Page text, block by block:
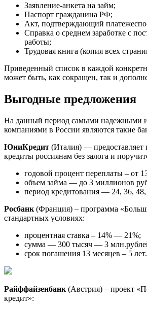
Заявление-анкета на займ;
Паспорт гражданина РФ;
Акт, подтверждающий
Справка о среднем заработке с
работы;
Трудовая книга (копия всех
Приведенный список в каждой
может быть, как сокращен, так и
Выгодные предложения
На данный период самыми надежными
компаниями в России являются такие
ЮниКредит (Италия) — предоставляет
кредиты россиянам без залога и
годовой процент переплаты – от
объем займа — до 3 миллионов
период кредитования — 24, 36, 48,
Росбанк (Франция) – программа
стандартных условиях:
процентная ставка – 14% — 21%;
сумма — 300 тысяч — 3
срок погашения 13 месяцев – 5 лет.
Райффайзенбанк (Австрия) – проект
кредит»: